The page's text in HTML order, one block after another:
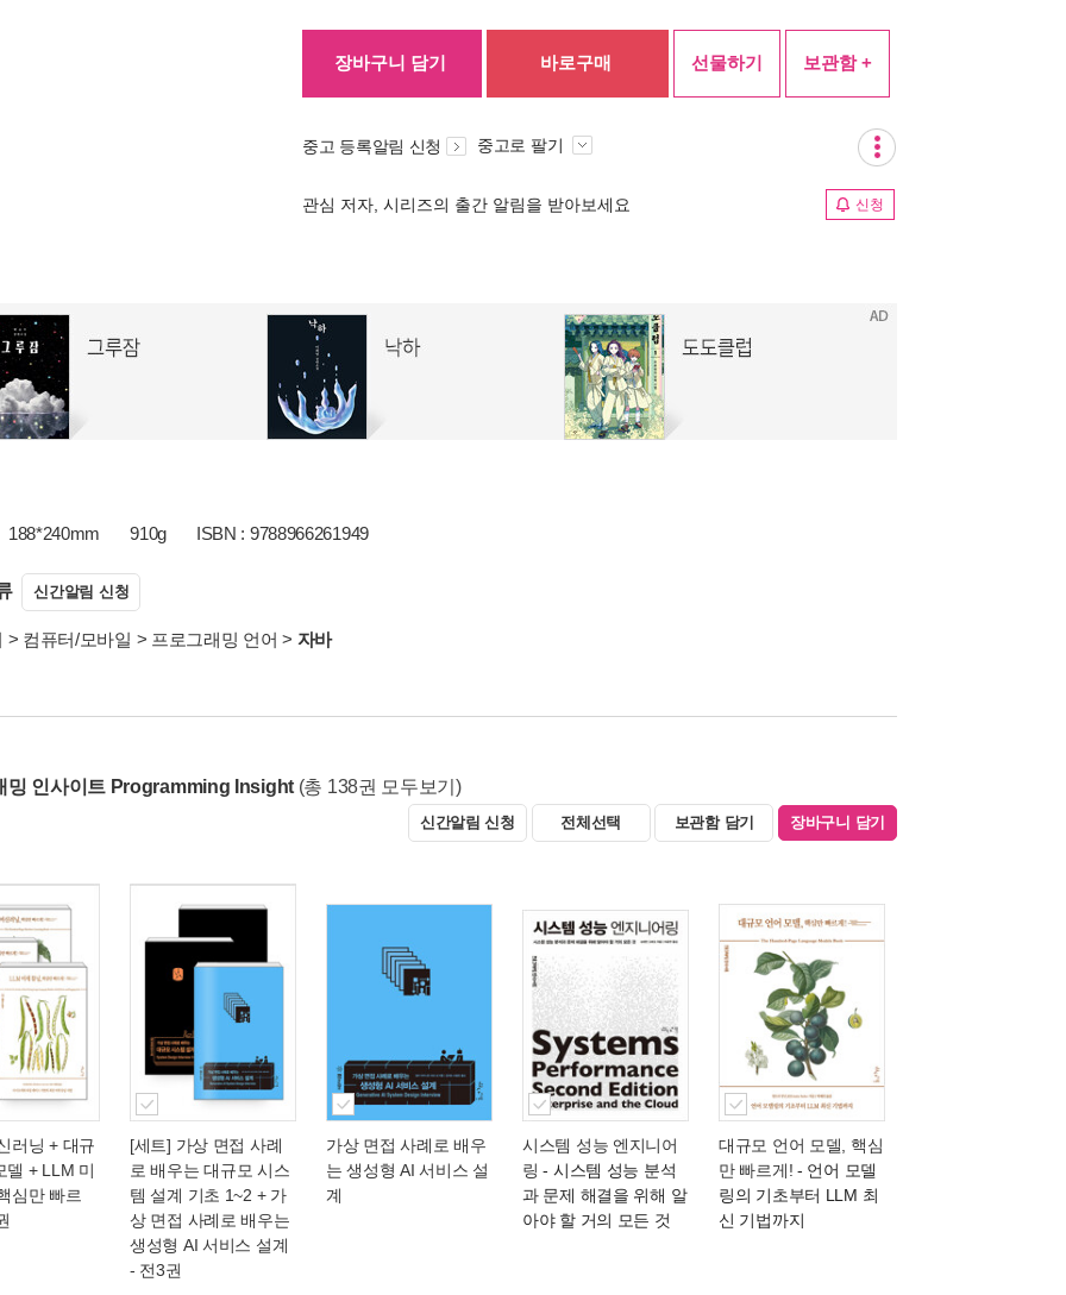
장바구니 담기 바로구매 선물하기 보관함 +
중고 등록알림 신청 중고로 팔기
관심 저자, 시리즈의 출간 알림을 받아보세요 신청
188*240mm 910g ISBN : 9788966261949
신간알림 신청
> 컴퓨터/모바일 > 프로그래밍 언어 > 자바
밍 인사이트 Programming Insight (총 138권 모두보기)
신간알림 신청 전체선택 보관함 담기 장바구니 담기
러닝 + 대규
델 + LLM 미
심만 빠르
[세트] 가상 면접 사례
로 배우는 대규모 시스
템 설계 기초 1~2 + 가
상 면접 사례로 배우는
생성형 AI 서비스 설계
- 전3권
가상 면접 사례로 배우
는 생성형 AI 서비스 설
계
시스템 성능 엔지니어
링 - 시스템 성능 분석
과 문제 해결을 위해 알
아야 할 거의 모든 것
대규모 언어 모델, 핵심
만 빠르게! - 언어 모델
링의 기초부터 LLM 최
신 기법까지